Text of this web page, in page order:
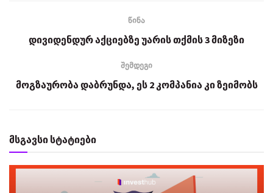
წინა
დივიდენდურ აქციებზე უარის თქმის 3 მიზეზი
შემდეგი
მოგზაურობა დაბრუნდა, ეს 2 კომპანია კი ზეიმობს
მსგავსი სტატიები